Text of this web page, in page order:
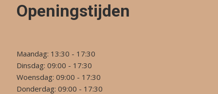
Openingstijden
Maandag: 13:30 - 17:30
Dinsdag: 09:00 - 17:30
Woensdag: 09:00 - 17:30
Donderdag: 09:00 - 17:30